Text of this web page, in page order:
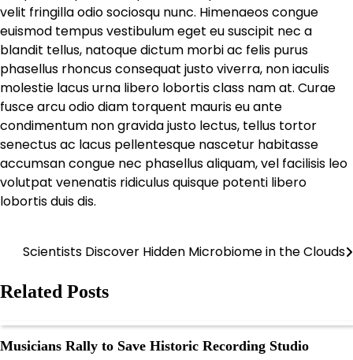
velit fringilla odio sociosqu nunc. Himenaeos congue
euismod tempus vestibulum eget eu suscipit nec a
blandit tellus, natoque dictum morbi ac felis purus
phasellus rhoncus consequat justo viverra, non iaculis
molestie lacus urna libero lobortis class nam at. Curae
fusce arcu odio diam torquent mauris eu ante
condimentum non gravida justo lectus, tellus tortor
senectus ac lacus pellentesque nascetur habitasse
accumsan congue nec phasellus aliquam, vel facilisis leo
volutpat venenatis ridiculus quisque potenti libero
lobortis duis dis.
Post
navigation
Scientists Discover Hidden Microbiome in the Clouds
Related Posts
Musicians Rally to Save Historic Recording Studio